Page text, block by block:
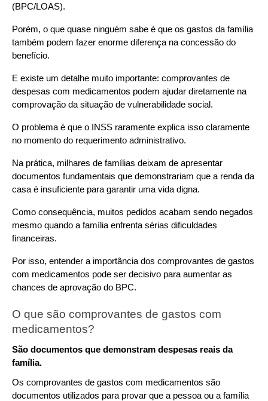
(BPC/LOAS).
Porém, o que quase ninguém sabe é que os gastos da família
também podem fazer enorme diferença na concessão do
benefício.
E existe um detalhe muito importante: comprovantes de
despesas com medicamentos podem ajudar diretamente na
comprovação da situação de vulnerabilidade social.
O problema é que o INSS raramente explica isso claramente
no momento do requerimento administrativo.
Na prática, milhares de famílias deixam de apresentar
documentos fundamentais que demonstrariam que a renda da
casa é insuficiente para garantir uma vida digna.
Como consequência, muitos pedidos acabam sendo negados
mesmo quando a família enfrenta sérias dificuldades
financeiras.
Por isso, entender a importância dos comprovantes de gastos
com medicamentos pode ser decisivo para aumentar as
chances de aprovação do BPC.
O que são comprovantes de gastos com
medicamentos?
São documentos que demonstram despesas reais da
família.
Os comprovantes de gastos com medicamentos são
documentos utilizados para provar que a pessoa ou a família